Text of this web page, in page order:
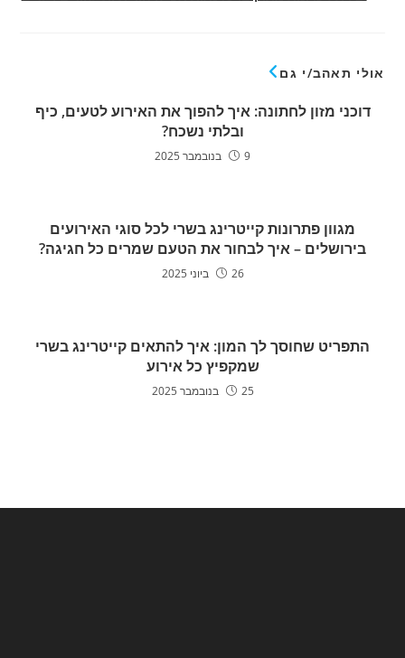
אולי תאהב/י גם
דוכני מזון לחתונה: איך להפוך את האירוע לטעים, כיף
ובלתי נשכח?
9 בנובמבר 2025
מגוון פתרונות קייטרינג בשרי לכל סוגי האירועים
בירושלים – איך לבחור את הטעם שמרים כל חגיגה?
26 ביוני 2025
התפריט שחוסך לך המון: איך להתאים קייטרינג בשרי
שמקפיץ כל אירוע
25 בנובמבר 2025